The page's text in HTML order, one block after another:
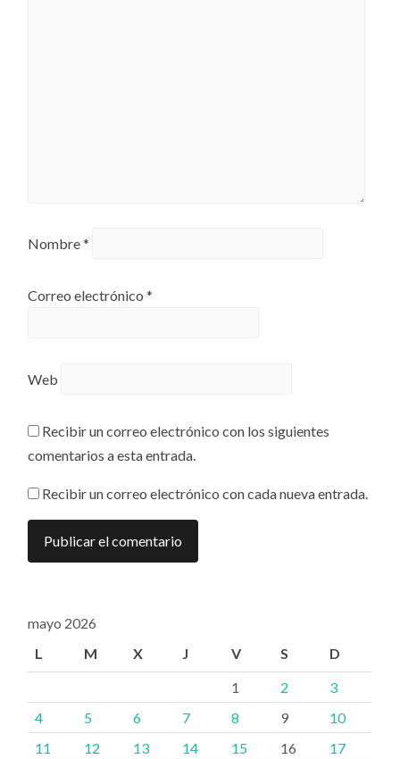
Nombre*
Correo electrónico*
Web
Recibir un correo electrónico con los siguientes
comentarios a esta entrada.
Recibir un correo electrónico con cada nueva entrada.
mayo 2026
L
M X J V S D
1 2
3
4
5 6 7 8 9
10
11
12 13 14 15 16
17